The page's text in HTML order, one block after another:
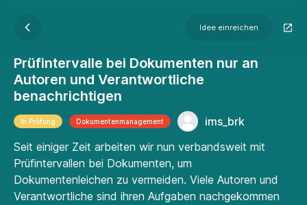
Idee einreichen
Prüfintervalle bei Dokumenten nur an
Autoren und Verantwortliche
benachrichtigen
In Prüfung Dokumenten­manage­ment
ims_brk
Seit einiger Zeit arbeiten wir nun verbandsweit mit
Prüfintervallen bei Dokumenten, um
Dokumentenleichen zu vermeiden. Viele Autoren und
Verantwortliche sind ihren Aufgaben nachgekommen